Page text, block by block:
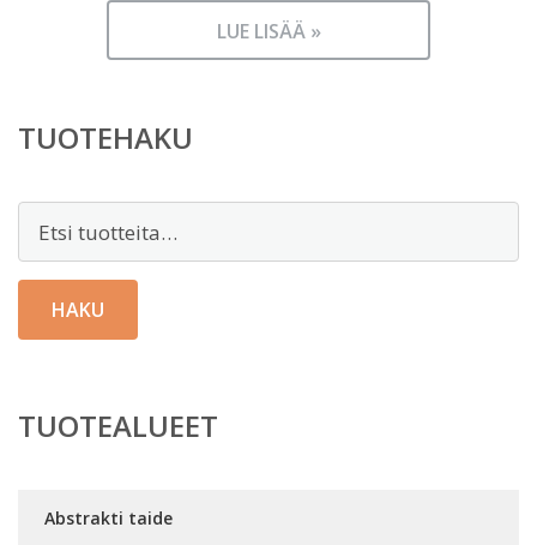
LUE LISÄÄ »
TUOTEHAKU
HAKU
TUOTEALUEET
Abstrakti taide